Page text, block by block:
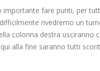
importante fare punti, per
rivedremo un
colonna destra usciranno
alla fine saranno tutti